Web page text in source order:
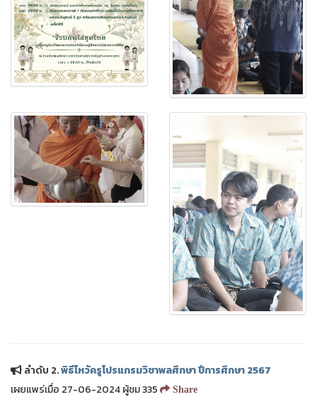
ลำดับ 2.พิธีไหว้ครูโปรแกรมวิชาพลศึกษา ปีการศึกษา 2567
เผยแพร่เมื่อ 27-06-2024 ผู้ชม 335
Share